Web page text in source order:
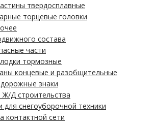
твердосплавные
торцевые головки
состава
части
тормозные
концевые и разобщительные
знаки
Д строительства
для снегоуборочной техники
контактной сети